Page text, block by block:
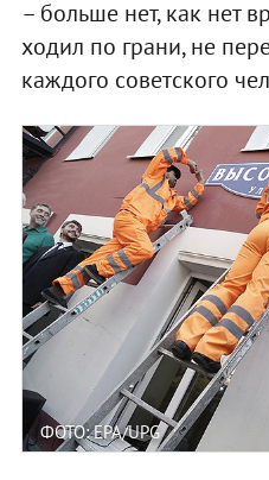
– больше нет, как нет
ходил по грани, не
каждого советского
ФОТО: EPA/UPG